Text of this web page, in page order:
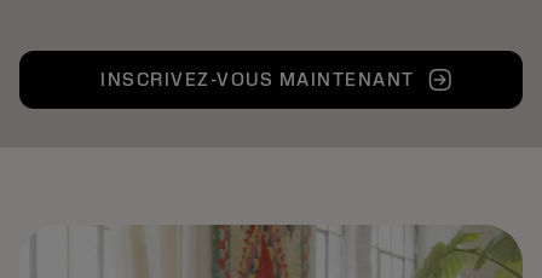
INSCRIVEZ-VOUS MAINTENANT